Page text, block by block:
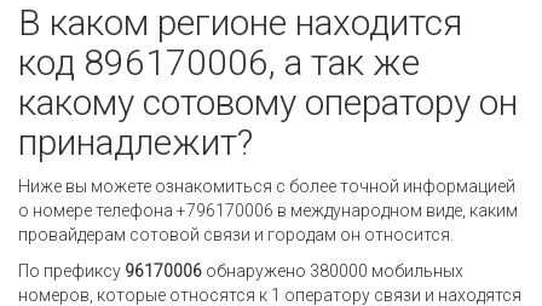
В каком регионе находится
код 896170006, а так же
какому сотовому оператору он
принадлежит?
Ниже вы можете ознакомиться с более точной информацией
о номере телефона +796170006 в международном виде, каким
провайдерам сотовой связи и городам он относится.
По префиксу 96170006 обнаружено 380000 мобильных
номеров, которые относятся к 1 оператору связи и находятся